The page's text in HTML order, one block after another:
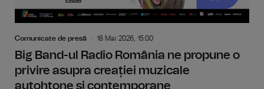
Comunicate de presă 18 Mai 2026, 15:00
Big Band-ul Radio România ne propune o
privire asupra creației muzicale
autohtone și contemporane